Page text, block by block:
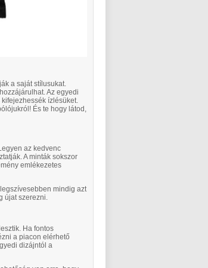
a saját stílusukat.
Az egyedi
ízlésüket.
És te hogy látod,
az kedvenc
A minták sokszor
emlékezetes
mindig azt
újat szerezni.
Ha fontos
a piacon elérhető
dizájntól a